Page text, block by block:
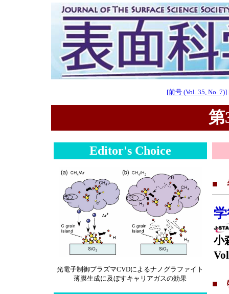
[前号 (Vol. 35, No. 7)]
第
Editor's Choice
光電子制御プラズマCVDによるナノグラファイト
薄膜生成に及ぼすキャリアガスの効果
■
小
■